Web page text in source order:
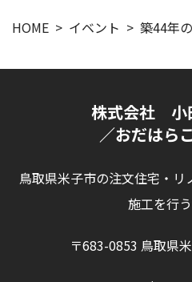
HOME イベント 築44年
株式会社 小
／おだはら
鳥取県米子市の注文住宅・
施工を行
〒683-0853 鳥取県